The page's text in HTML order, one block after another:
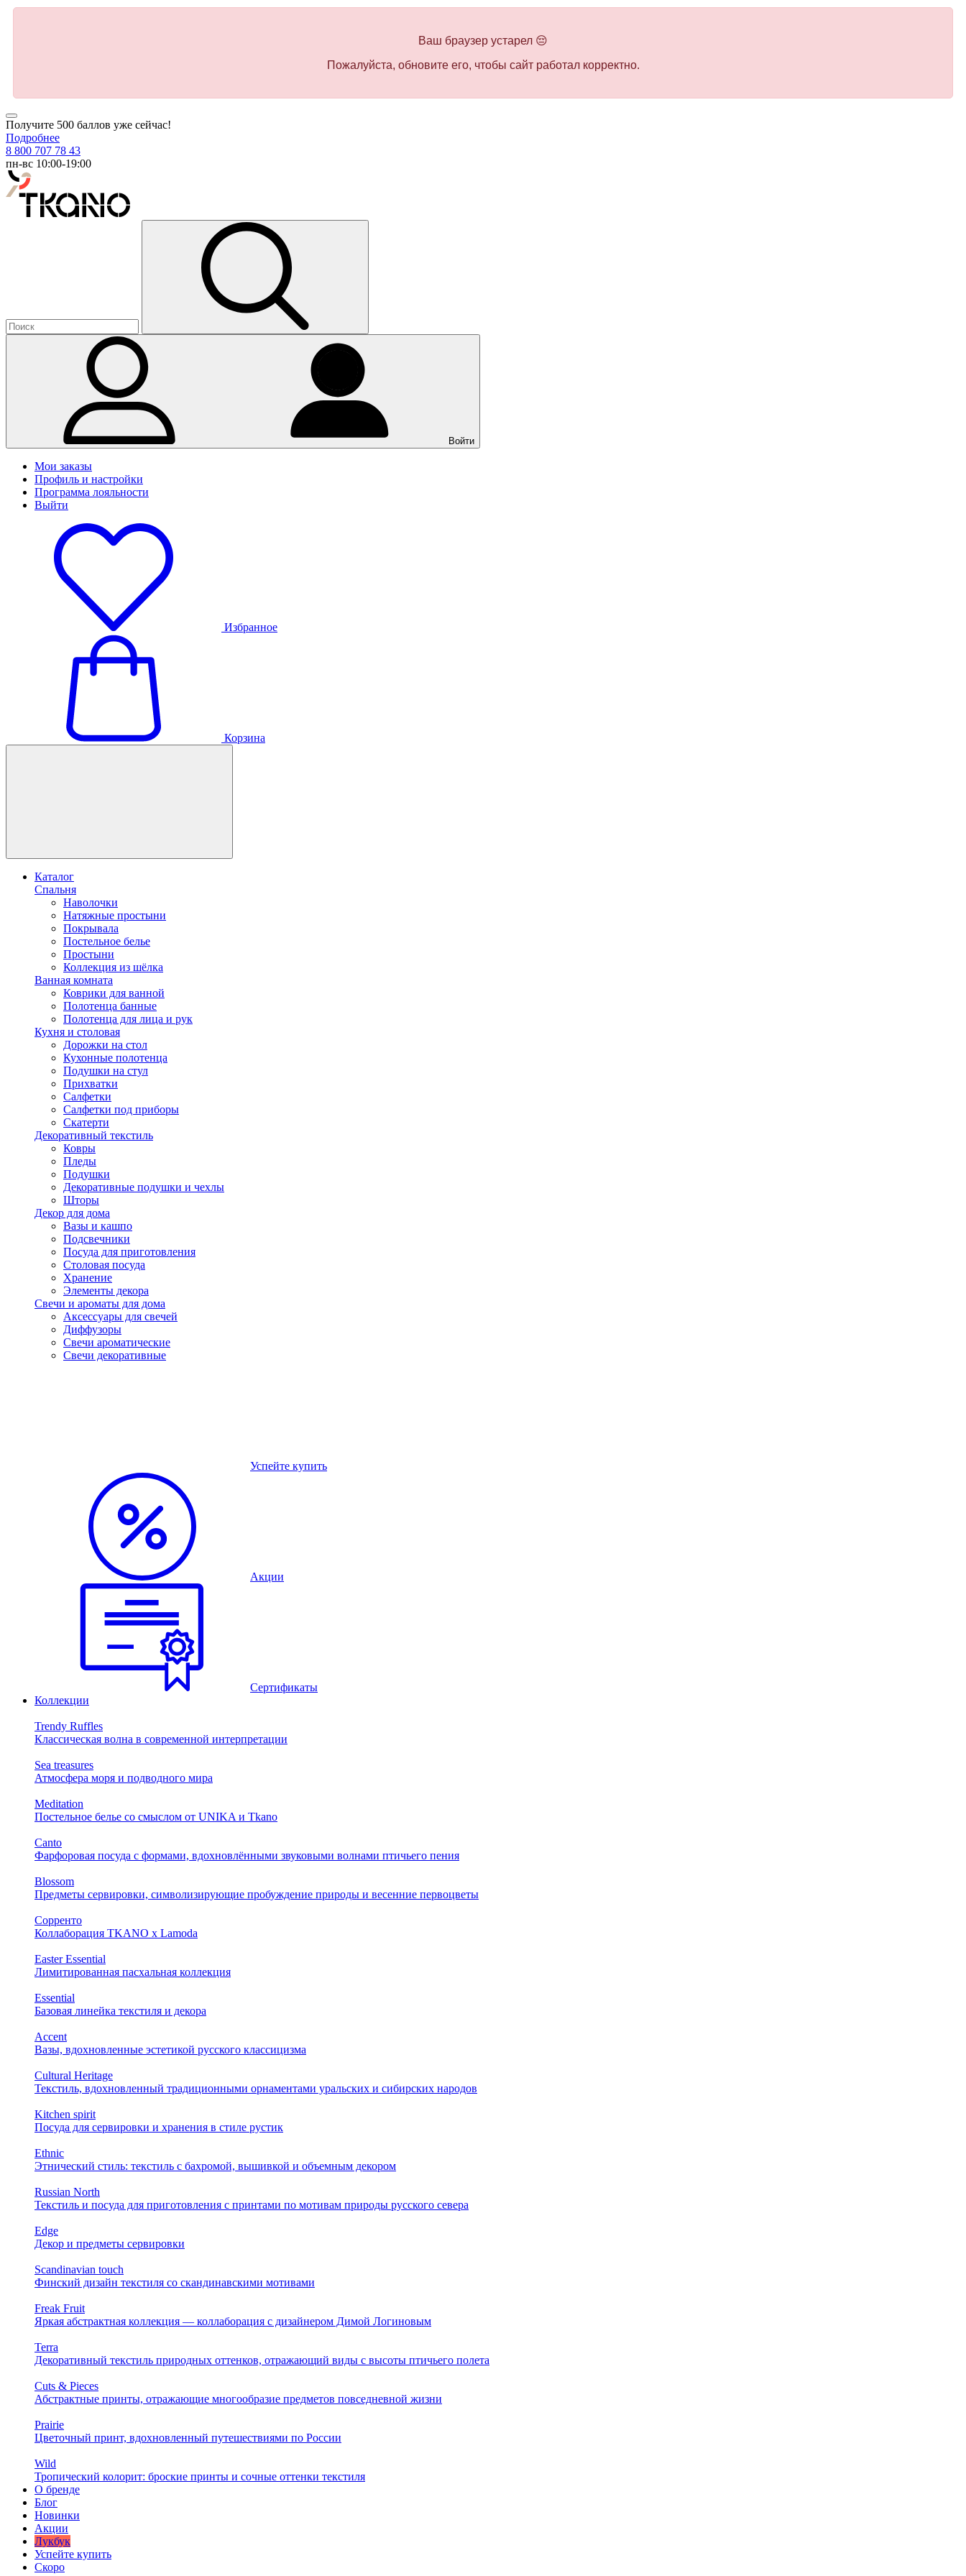
Ваш браузер устарел 😔
Пожалуйста, обновите его, чтобы сайт работал корректно.
Получите 500 баллов уже сейчас!
Подробнее
8 800 707 78 43
пн-вс 10:00-19:00
Войти
Мои заказы
Профиль и настройки
Программа лояльности
Выйти
Избранное
Корзина
Каталог
Спальня
Наволочки
Натяжные простыни
Покрывала
Постельное белье
Простыни
Коллекция из шёлка
Ванная комната
Коврики для ванной
Полотенца банные
Полотенца для лица и рук
Кухня и столовая
Дорожки на стол
Кухонные полотенца
Подушки на стул
Прихватки
Салфетки
Салфетки под приборы
Скатерти
Декоративный текстиль
Ковры
Пледы
Подушки
Декоративные подушки и чехлы
Шторы
Декор для дома
Вазы и кашпо
Подсвечники
Посуда для приготовления
Столовая посуда
Хранение
Элементы декора
Свечи и ароматы для дома
Аксессуары для свечей
Диффузоры
Свечи ароматические
Свечи декоративные
Успейте купить
Акции
Сертификаты
Коллекции
Trendy Ruffles
Классическая волна в современной интерпретации
Sea treasures
Атмосфера моря и подводного мира
Meditation
Постельное белье со смыслом от UNIKA и Tkano
Canto
Фарфоровая посуда с формами, вдохновлёнными звуковыми волнами птичьего пения
Blossom
Предметы сервировки, символизирующие пробуждение природы и весенние первоцветы
Сорренто
Коллаборация TKANO х Lamoda
Easter Essential
Лимитированная пасхальная коллекция
Essential
Базовая линейка текстиля и декора
Accent
Вазы, вдохновленные эстетикой русского классицизма
Cultural Heritage
Текстиль, вдохновленный традиционными орнаментами уральских и сибирских народов
Kitchen spirit
Посуда для сервировки и хранения в стиле рустик
Ethnic
Этнический стиль: текстиль с бахромой, вышивкой и объемным декором
Russian North
Текстиль и посуда для приготовления с принтами по мотивам природы русского севера
Edge
Декор и предметы сервировки
Scandinavian touch
Финский дизайн текстиля со скандинавскими мотивами
Freak Fruit
Яркая абстрактная коллекция — коллаборация с дизайнером Димой Логиновым
Terra
Декоративный текстиль природных оттенков, отражающий виды с высоты птичьего полета
Cuts & Pieces
Абстрактные принты, отражающие многообразие предметов повседневной жизни
Prairie
Цветочный принт, вдохновленный путешествиями по России
Wild
Тропический колорит: броские принты и сочные оттенки текстиля
О бренде
Блог
Новинки
Акции
Лукбук
Успейте купить
Скоро